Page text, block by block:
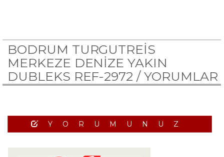
BODRUM TURGUTREİS
MERKEZE DENİZE YAKIN
DUBLEKS REF-2972 /YORUMLAR
YORUMUNUZ